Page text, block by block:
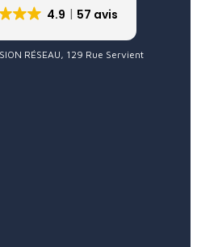
4.9 57 avis
RÉSEAU, 129 Rue Servient